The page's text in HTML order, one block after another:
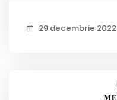
29 decembrie 2022